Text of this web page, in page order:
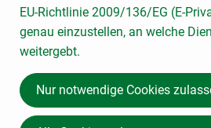
2 TL
r
EU-Richtlinie 2009/136/EG (E-
genau einzustellen, an welche
weitergebt.
Nur notwendige Cookies